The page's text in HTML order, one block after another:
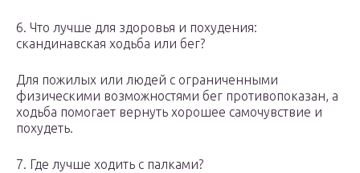
6. Что лучше для здоровья и похудения:
скандинавская ходьба или бег?
Для пожилых или людей с ограниченными
физическими возможностями бег противопоказан, а
ходьба помогает вернуть хорошее самочувствие и
похудеть.
7. Где лучше ходить с палками?